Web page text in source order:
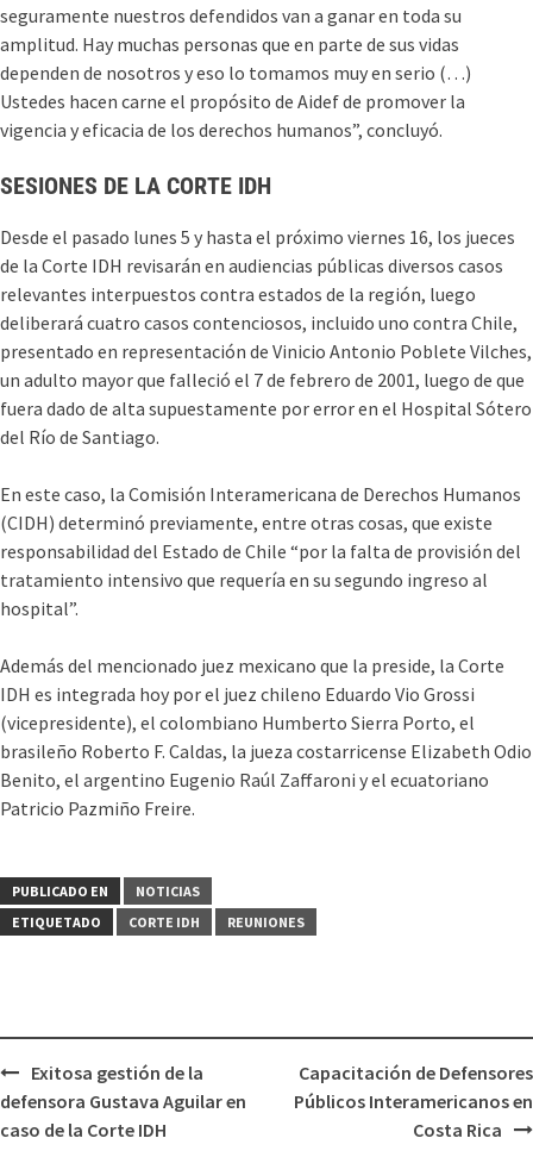
seguramente nuestros defendidos van a ganar en toda su
amplitud. Hay muchas personas que en parte de sus vidas
dependen de nosotros y eso lo tomamos muy en serio (…)
Ustedes hacen carne el propósito de Aidef de promover la
vigencia y eficacia de los derechos humanos”, concluyó.
SESIONES DE LA CORTE IDH
Desde el pasado lunes 5 y hasta el próximo viernes 16, los jueces
de la Corte IDH revisarán en audiencias públicas diversos casos
relevantes interpuestos contra estados de la región, luego
deliberará cuatro casos contenciosos, incluido uno contra Chile,
presentado en representación de Vinicio Antonio Poblete Vilches,
un adulto mayor que falleció el 7 de febrero de 2001, luego de que
fuera dado de alta supuestamente por error en el Hospital Sótero
del Río de Santiago.
En este caso, la Comisión Interamericana de Derechos Humanos
(CIDH) determinó previamente, entre otras cosas, que existe
responsabilidad del Estado de Chile “por la falta de provisión del
tratamiento intensivo que requería en su segundo ingreso al
hospital”.
Además del mencionado juez mexicano que la preside, la Corte
IDH es integrada hoy por el juez chileno Eduardo Vio Grossi
(vicepresidente), el colombiano Humberto Sierra Porto, el
brasileño Roberto F. Caldas, la jueza costarricense Elizabeth Odio
Benito, el argentino Eugenio Raúl Zaffaroni y el ecuatoriano
Patricio Pazmiño Freire.
PUBLICADO EN
NOTICIAS
ETIQUETADO
CORTE IDH REUNIONES
Exitosa gestión de la
defensora Gustava Aguilar en
caso de la Corte IDH
Capacitación de Defensores
Públicos Interamericanos en
Costa Rica